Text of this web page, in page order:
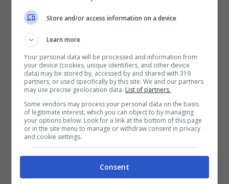
Dal Monza alla Roma, salto di qualità per Di Gregorio (ansa
I giallorossi hannoRui Patricio in scadenza
e dovranno necessariamente puntare su un
portiere italiano. Pinto vorrà ricalcare quanto
Store and/or access information on a device
Learn more
Your personal data will be processed and information from
your device (cookies, unique identifiers, and other device
data) may be stored by, accessed by and shared with 319
partners, or used specifically by this site. We and our partners
may use precise geolocation data. List of partners.
Some vendors may process your personal data on the basis
of legitimate interest, which you can object to by managing
your options below. Look for a link at the bottom of this page
or in the site menu to manage or withdraw consent in privacy
and cookie settings.
Consent